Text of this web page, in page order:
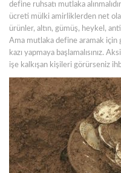
define ruhsatı mutlaka
ücreti mülki amirliklerden net
ürünler, altın, gümüş, heykel,
Ama mutlaka define aramak için
kazı yapmaya başlamalısınız.
işe kalkışan kişileri görürseniz